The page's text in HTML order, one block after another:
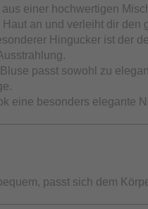
einer hochwertigen
an und verleiht dir den
Hingucker ist der
passt sowohl zu
eine besonders elegante
passt sich dem